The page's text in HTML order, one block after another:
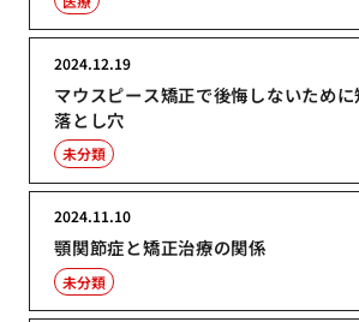
マウスピース矯正で後悔しないため
落とし穴
2024.12.19
未分類
顎関節症と矯正治療の関係
2024.11.10
未分類